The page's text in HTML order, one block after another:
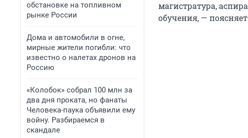
обстановке на топливном
рынке России
Дома и автомобили в огне,
мирные жители погибли: что
известно о налетах дронов на
Россию
«Колобок» собрал 100 млн за
два дня проката, но фанаты
Человека-паука объявили ему
войну. Разбираемся в
скандале
магистратура,
обучения, —